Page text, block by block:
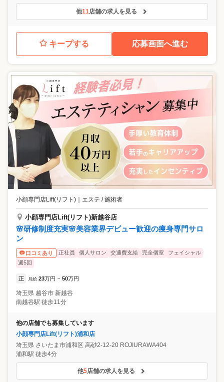
他11店舗の求人を見る
キープする 応募画面へ進む
小顔専門店Lift(リフト) エステ / 施術者
小顔専門店Lift(リフト)新越谷店
🌸研修制度充実🌸美容業界デビュー歓迎の痩身専門サロ
ン
口コミあり 正社員 個人サロン 交通費支給 完全個室
フェイシャル
週5回
正 月給 23万円 ~ 50万円
埼玉県 越谷市 新越谷
南越谷駅 徒歩11分
他の店舗でも募集しています
小顔専門店Lift(リフト)浦和店
埼玉県 さいたま市浦和区 高砂2-12-20 ROJIURAWA404
浦和駅 徒歩4分
他5店舗の求人を見る